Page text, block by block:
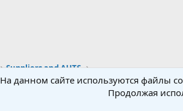
Suppliers and AHTS
На данном сайте используются файлы
Продолжая